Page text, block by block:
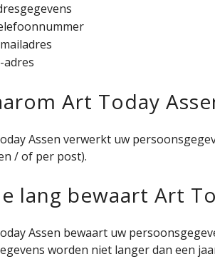
adres
Art Today
Assen verwerkt uw
/ of per post).
lang bewaart Art
Assen bewaart uw
worden niet langer dan een